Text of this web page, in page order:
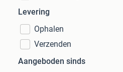
Levering
Ophalen
Verzenden
Aangeboden sinds